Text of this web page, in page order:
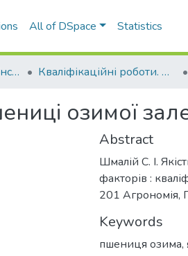
All of DSpace Statistics
Навчально-науковий інститут агротехнологій, селекції та екології Кваліфікаційні роботи. ННІ агротехнологій, селекції та екології
озимої
Abstract
Шмалій С. І.
факторів :
201 Агрономія,
Keywords
пшениця озима,